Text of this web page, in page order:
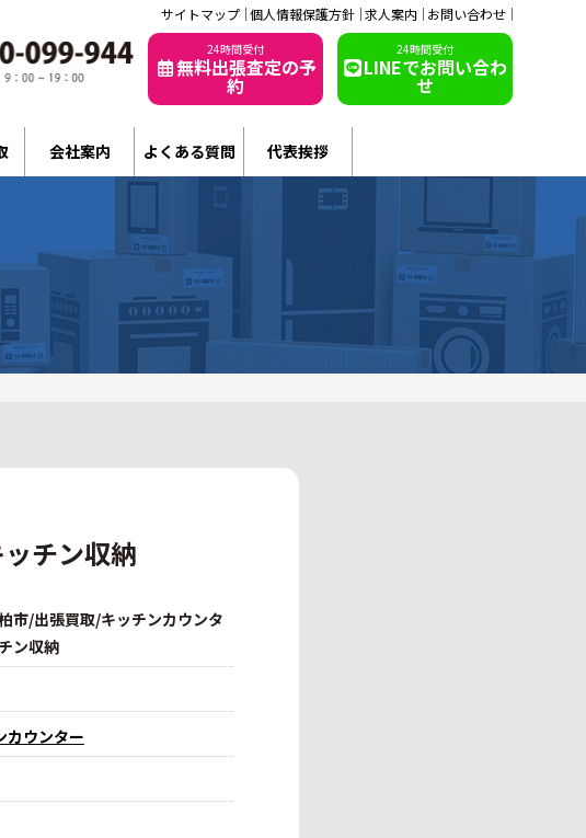
サイトマップ 個人情報保護方針 求人案内 お問い合わせ
24時間受付
無料出張査定の予
約
24時間受付
LINEでお問い合わ
せ
会社案内 よくある質問 代表挨拶
チン収納
市/出張買取/キッチンカウンタ
ン収納
カウンター